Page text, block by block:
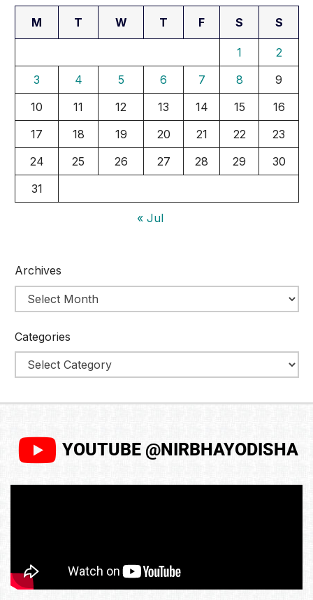
M T W T F S S
1
2
3
4 5 6 7 8
9
10
11 12 13 14 15
16
17
18 19 20 21 22
23
24
25 26 27 28 29
30
31
« Jul
Archives
Categories
YOUTUBE @NIRBHAYODISHA